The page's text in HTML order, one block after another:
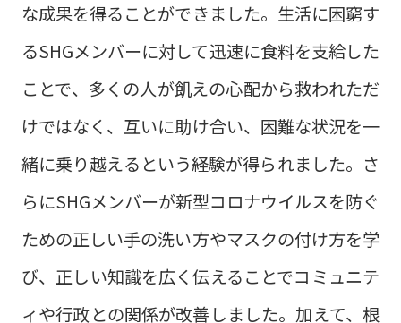
な成果を得ることができました。生活に困窮す
るSHGメンバーに対して迅速に食料を支給した
ことで、多くの人が飢えの心配から救われただ
けではなく、互いに助け合い、困難な状況を一
緒に乗り越えるという経験が得られました。さ
らにSHGメンバーが新型コロナウイルスを防ぐ
ための正しい手の洗い方やマスクの付け方を学
び、正しい知識を広く伝えることでコミュニテ
ィや行政との関係が改善しました。加えて、根